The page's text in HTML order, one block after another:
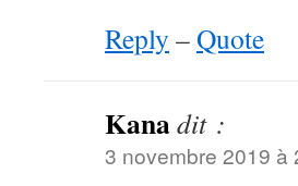
Reply –Quote
Kanadit :
3 novembre 2019 à